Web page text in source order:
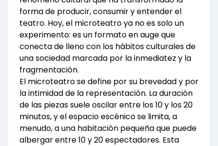
forma de producir, consumir y entender el
teatro. Hoy, el microteatro ya no es solo un
experimento: es un formato en auge que
conecta de lleno con los hábitos culturales de
una sociedad marcada por la inmediatez y la
fragmentación.
El microteatro se define por su brevedad y por
la intimidad de la representación. La duración
de las piezas suele oscilar entre los 10 y los 20
minutos, y el espacio escénico se limita, a
menudo, a una habitación pequeña que puede
albergar entre 10 y 20 espectadores. Esta